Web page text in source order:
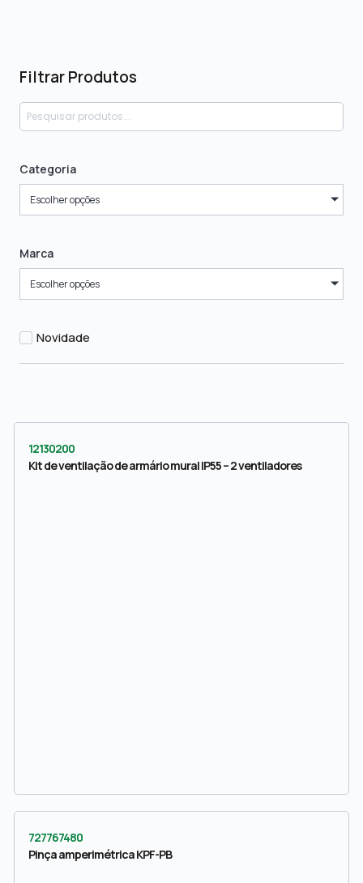
Filtrar Produtos
Categoria
Escolher opções
Marca
Escolher opções
Novidade
12130200
Kit de ventilação de armário mural IP55 – 2 ventiladores
727767480
Pinça amperimétrica KPF-PB